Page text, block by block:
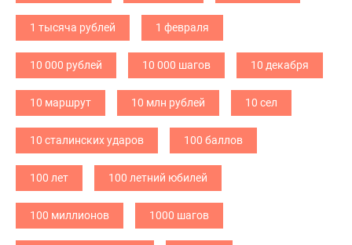
1 тысяча рублей 1 февраля
10 000 рублей 10 000 шагов 10 декабря
10 маршрут 10 млн рублей 10 сел
10 сталинских ударов 100 баллов
100 лет 100 летний юбилей
100 миллионов 1000 шагов